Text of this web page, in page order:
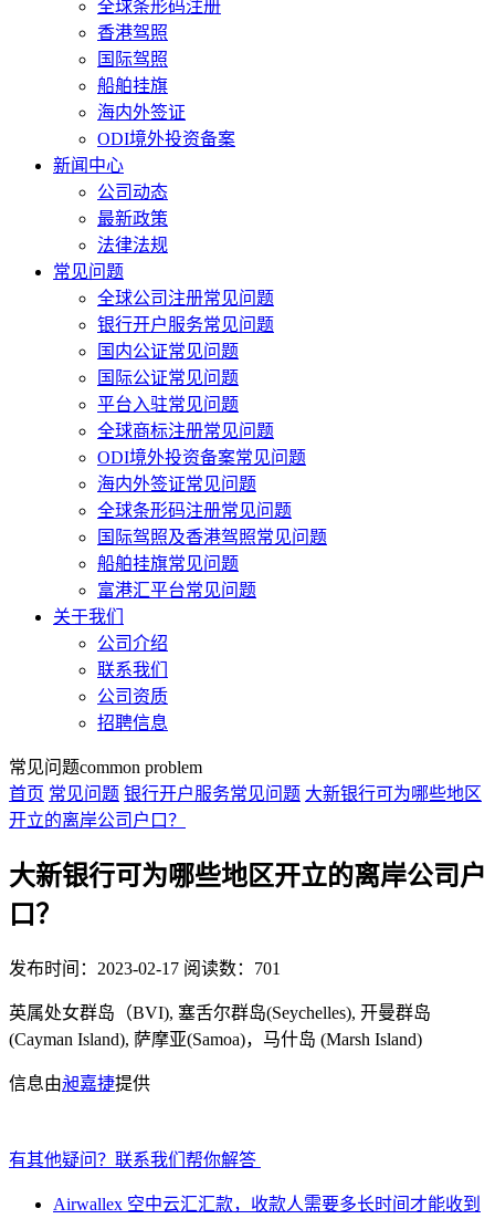
全球条形码注册
香港驾照
国际驾照
船舶挂旗
海内外签证
ODI境外投资备案
新闻中心
公司动态
最新政策
法律法规
常见问题
全球公司注册常见问题
银行开户服务常见问题
国内公证常见问题
国际公证常见问题
平台入驻常见问题
全球商标注册常见问题
ODI境外投资备案常见问题
海内外签证常见问题
全球条形码注册常见问题
国际驾照及香港驾照常见问题
船舶挂旗常见问题
富港汇平台常见问题
关于我们
公司介绍
联系我们
公司资质
招聘信息
常见问题common problem
首页 常见问题 银行开户服务常见问题 大新银行可为哪些地区
开立的离岸公司户口？
大新银行可为哪些地区开立的离岸公司户
口？
发布时间：2023-02-17 阅读数：701
英属处女群岛（BVI), 塞舌尔群岛(Seychelles), 开曼群岛
(Cayman Island), 萨摩亚(Samoa)，马什岛 (Marsh Island)
信息由昶嘉捷提供
有其他疑问？联系我们帮你解答
Airwallex 空中云汇汇款，收款人需要多长时间才能收到